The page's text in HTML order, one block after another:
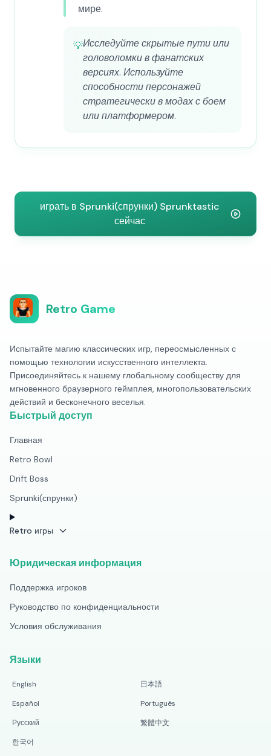
мире.
💡Исследуйте скрытые пути или
головоломки в фанатских
версиях. Используйте
способности персонажей
стратегически в модах с боем
или платформером.
играть в Sprunki(спрунки) Sprunktastic
сейчас
Retro Game
Испытайте магию классических игр, переосмысленных с
помощью технологии искусственного интеллекта.
Присоединяйтесь к нашему глобальному сообществу для
мгновенного браузерного геймплея, многопользовательских
действий и бесконечного веселья.
Быстрый доступ
Главная
Retro Bowl
Drift Boss
Sprunki(спрунки)
Retro игры
Юридическая информация
Поддержка игроков
Руководство по конфиденциальности
Условия обслуживания
Языки
English
日本語
Español
Português
Русский
繁體中文
한국어